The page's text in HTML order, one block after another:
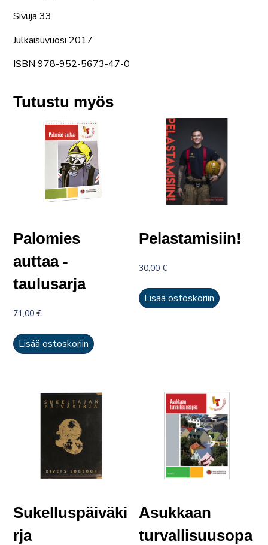
Sivuja 33
Julkaisuvuosi 2017
ISBN 978-952-5673-47-0
Tutustu myös
Palomies
auttaa -
taulusarja
71,00€
Lisää ostoskoriin
Pelastamisiin!
30,00€
Lisää ostoskoriin
Sukelluspäiväki
rja
Asukkaan
turvallisuusopa